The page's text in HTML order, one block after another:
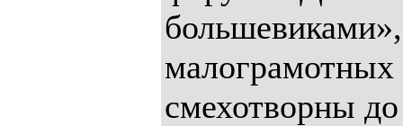
малограмотных
смехотворны